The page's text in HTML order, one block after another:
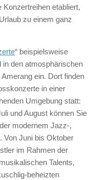
Konzertreihen etabliert,
zu einem ganz
“ beispielsweise
den atmosphärischen
ein. Dort finden
in einer
Umgebung statt:
und August können Sie
modernem Jazz-,
Von Juni bis Oktober
im Rahmen der
Talents,
beheizten